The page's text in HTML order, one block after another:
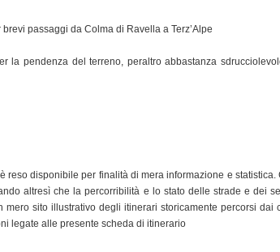
passaggi da Colma di Ravella a Terz’Alpe
la pendenza del terreno, peraltro abbastanza
reso disponibile per finalità di mera informazione e
altresì che la percorribilità e lo stato delle strade e dei
sito illustrativo degli itinerari storicamente percorsi dai
legate alle presente scheda di itinerario